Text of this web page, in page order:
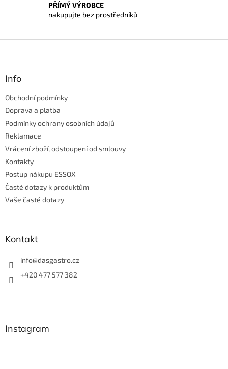
s
u
PŘÍMÝ VÝROBCE
nakupujte bez prostředníků
Z
Info
Obchodní podmínky
Doprava a platba
Podmínky ochrany osobních údajů
Reklamace
Vrácení zboží, odstoupení od smlouvy
Kontakty
Postup nákupu ESSOX
Časté dotazy k produktům
Vaše časté dotazy
Kontakt
info@dasgastro.cz
+420 477 577 382
Instagram